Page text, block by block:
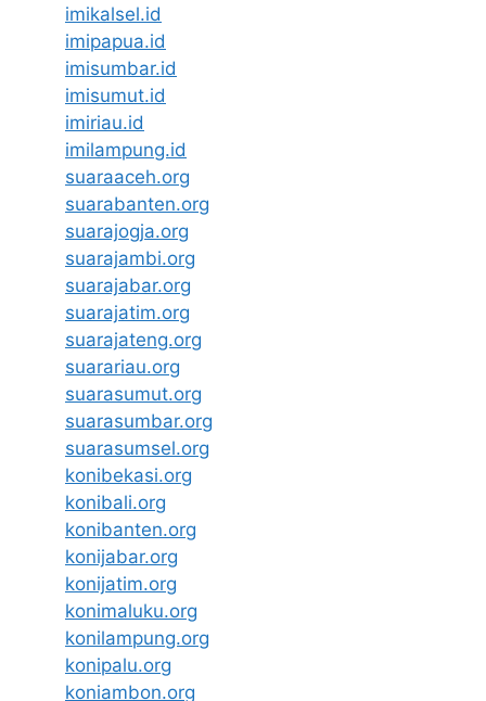
imikalsel.id
imipapua.id
imisumbar.id
imisumut.id
imiriau.id
imilampung.id
suaraaceh.org
suarabanten.org
suarajogja.org
suarajambi.org
suarajabar.org
suarajatim.org
suarajateng.org
suarariau.org
suarasumut.org
suarasumbar.org
suarasumsel.org
konibekasi.org
konibali.org
konibanten.org
konijabar.org
konijatim.org
konimaluku.org
konilampung.org
konipalu.org
koniambon.org